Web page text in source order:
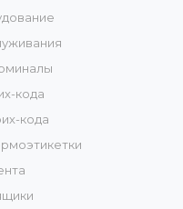
кода
кода